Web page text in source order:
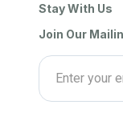
Stay With Us
Join Our